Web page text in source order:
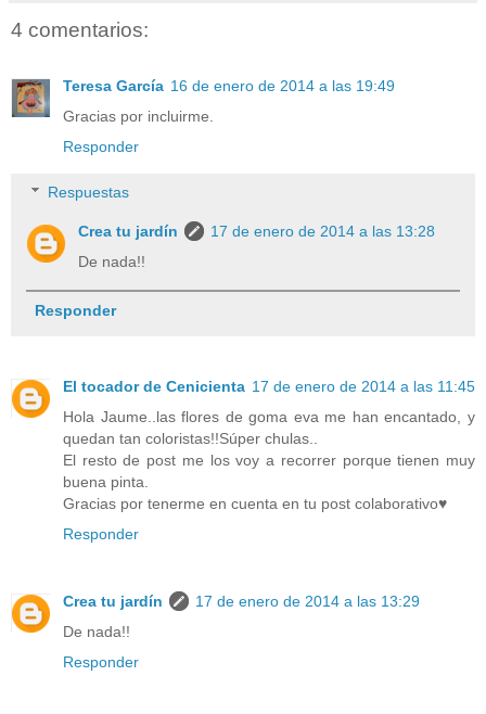
4 comentarios:
Teresa García 16 de enero de 2014 a las 19:49
Gracias por incluirme.
Responder
Respuestas
Crea tu jardín
17 de enero de 2014 a las 13:28
De nada!!
Responder
El tocador de Cenicienta 17 de enero de 2014 a las 11:45
Hola Jaume..las flores de goma eva me han encantado, y
quedan tan coloristas!!Súper chulas..
El resto de post me los voy a recorrer porque tienen muy
buena pinta.
Gracias por tenerme en cuenta en tu post colaborativo♥
Responder
Crea tu jardín
17 de enero de 2014 a las 13:29
De nada!!
Responder